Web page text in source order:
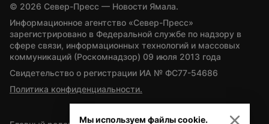
© 2026 Север-Пресс — Новости Ямала.
Информационное агентство «Север-Пресс»
зарегистрировано в Федеральной службе по надзору в
сфере связи, информационных технологий и массовых
коммуникаций (Роскомнадзор) 09 июля 2013 года
Свидетельство о регистрации ИА № ФС77-54686
Политика конфиденциальности.
Мы используем файлы cookie.